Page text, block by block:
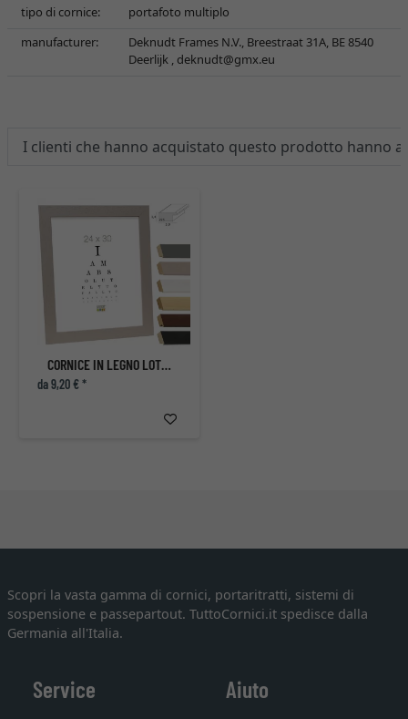
tipo di cornice:
portafoto multiplo
manufacturer:
Deknudt Frames N.V., Breestraat 31A, BE 8540
Deerlijk , deknudt@gmx.eu
I clienti che hanno acquistato questo prodotto hanno
CORNICE IN LEGNO LOTTE
da 9,20 € *
Scopri la vasta gamma di cornici, portaritratti, sistemi di
sospensione e passepartout. TuttoCornici.it spedisce dalla
Germania all'Italia.
Service Aiuto